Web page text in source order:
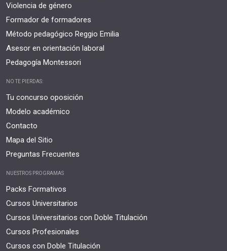
Violencia de género
Formador de formadores
Método pedagógico Reggio Emilia
Asesor en orientación laboral
Pedagogía Montessori
NO TE PIERDAS:
Tu concurso oposición
Modelo académico
Contacto
Mapa del Sitio
Preguntas Frecuentes
NUESTROS PROGRAMAS
Packs Formativos
Cursos Universitarios
Cursos Universitarios con Doble Titulación
Cursos Profesionales
Cursos con Doble Titulación